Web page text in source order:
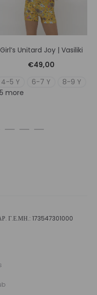
Girl’s Unitard Joy | Vasiliki
€49,00
4-5 Y
6-7 Y
8-9 Y
more
Γ.Ε.ΜΗ.: 173547301000